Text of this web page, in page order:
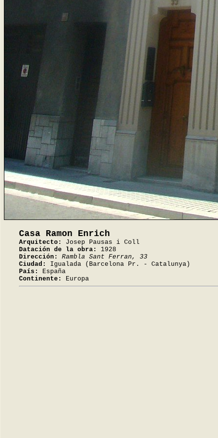
Casa Ramon Enrich
Arquitecto:
Josep Pausas i Coll
Datación de la obra:
1928
Dirección:
Rambla Sant Ferran, 33
Ciudad:
Igualada (Barcelona Pr. - Catalunya)
País:
España
Continente:
Europa